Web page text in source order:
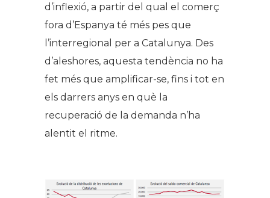
d’inflexió, a partir del qual el comerç
fora d’Espanya té més pes que
l’interregional per a Catalunya. Des
d’aleshores, aquesta tendència no ha
fet més que amplificar-se, fins i tot en
els darrers anys en què la
recuperació de la demanda n’ha
alentit el ritme.